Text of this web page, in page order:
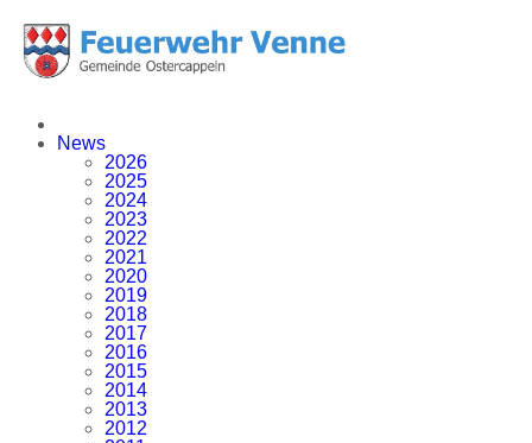
News
2026
2025
2024
2023
2022
2021
2020
2019
2018
2017
2016
2015
2014
2013
2012